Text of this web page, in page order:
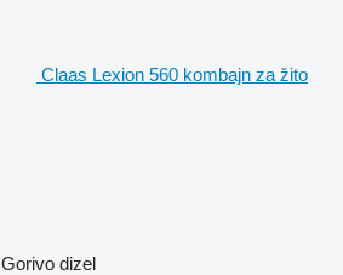
Claas Lexion 560 kombajn za žito
Gorivo dizel